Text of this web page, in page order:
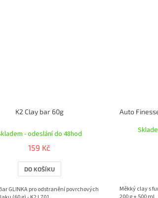
K2 Clay bar 60g
hodnocení
produktu
je
5,0
z
hvězdiček.
- odeslání do 48hod
159 Kč
DO KOŠÍKU
GLINKA pro odstranění povrchových
Měkký clay s